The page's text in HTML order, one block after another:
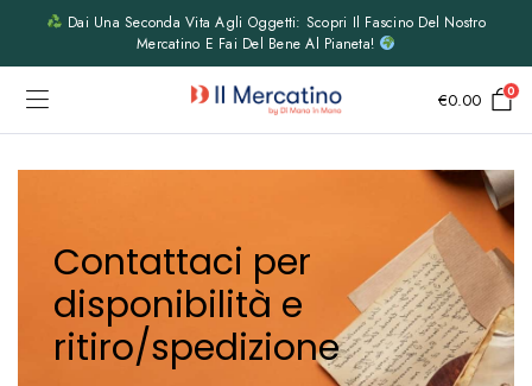
Dai Una Seconda Vita Agli Oggetti: Scopri Il Fascino Del Nostro
Mercatino E Fai Del Bene Al Pianeta!
€0.00 0
Contattaci per
disponibilità e
ritiro/spedizione